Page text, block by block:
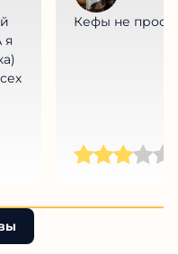
я
Кефы не